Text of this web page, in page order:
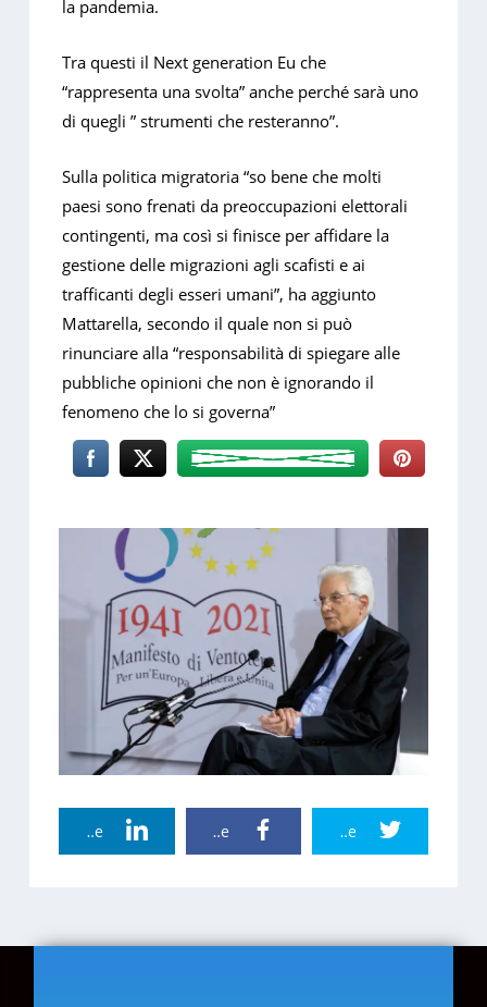
la pandemia.
Tra questi il Next generation Eu che
“rappresenta una svolta” anche perché sarà uno
di quegli ” strumenti che resteranno”.
Sulla politica migratoria “so bene che molti
paesi sono frenati da preoccupazioni elettorali
contingenti, ma così si finisce per affidare la
gestione delle migrazioni agli scafisti e ai
trafficanti degli esseri umani”, ha aggiunto
Mattarella, secondo il quale non si può
rinunciare alla “responsabilità di spiegare alle
pubbliche opinioni che non è ignorando il
fenomeno che lo si governa”
Twitter Share
Facebook Share
Linkedin Share